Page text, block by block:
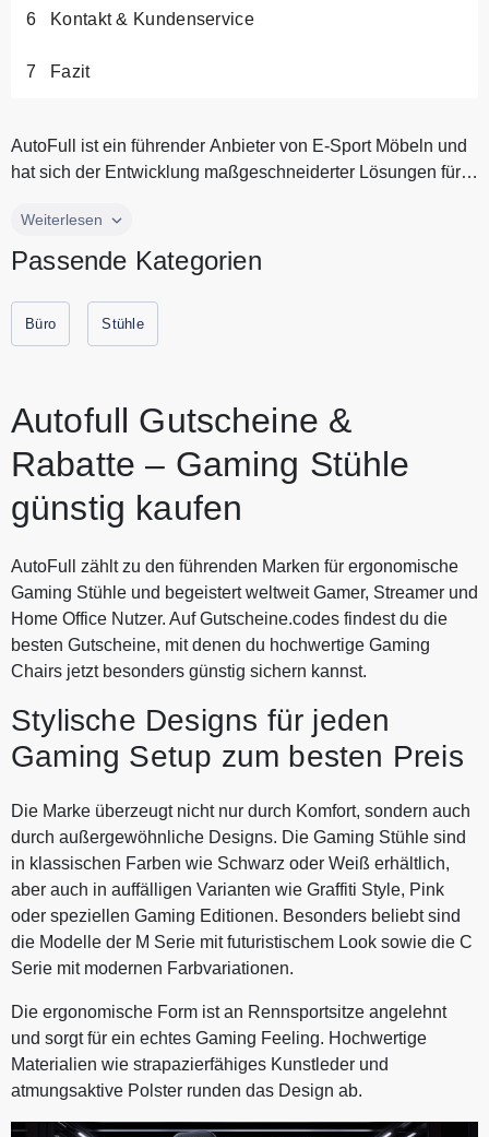
Kontakt & Kundenservice
Fazit
AutoFull ist ein führender Anbieter von E-Sport Möbeln und
hat sich der Entwicklung maßgeschneiderter Lösungen für
AutoFull ist ein führender Anbieter von E-Sport Möbeln und
Gaming Begeisterte verschrieben. Das Sortiment umfasst
sorgfältig entwickelt wurden, um Ihr E-Sport Erlebnis auf ein
neues Level zu heben. Alle aktuellen Gutscheine und
Weiterlesen
Passende Kategorien
Büro Stühle
Autofull Gutscheine &
Rabatte – Gaming Stühle
günstig kaufen
AutoFull zählt zu den führenden Marken für ergonomische
Gaming Stühle und begeistert weltweit Gamer, Streamer und
Home Office Nutzer. Auf Gutscheine.codes findest du die
besten Gutscheine, mit denen du hochwertige Gaming
Chairs jetzt besonders günstig sichern kannst.
Stylische Designs für jeden
Gaming Setup zum besten Preis
Die Marke überzeugt nicht nur durch Komfort, sondern auch
durch außergewöhnliche Designs. Die Gaming Stühle sind
in klassischen Farben wie Schwarz oder Weiß erhältlich,
aber auch in auffälligen Varianten wie Graffiti Style, Pink
oder speziellen Gaming Editionen. Besonders beliebt sind
die Modelle der M Serie mit futuristischem Look sowie die C
Serie mit modernen Farbvariationen.
Die ergonomische Form ist an Rennsportsitze angelehnt
und sorgt für ein echtes Gaming Feeling. Hochwertige
Materialien wie strapazierfähiges Kunstleder und
atmungsaktive Polster runden das Design ab.